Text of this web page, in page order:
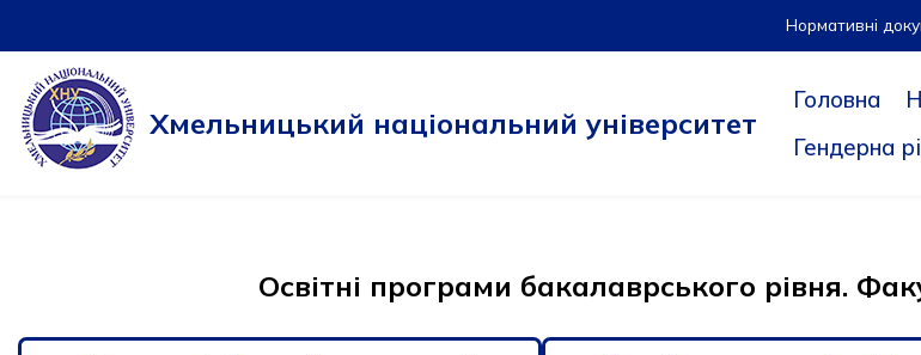
Перейти
до
вмісту
Нормативні
Хмельницький національний університет
Головна
Гендерна
Освітні програми бакалаврського рівня.